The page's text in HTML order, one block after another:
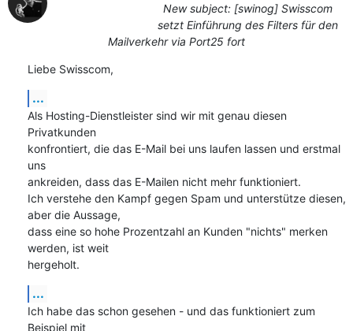
New subject: [swinog] Swisscom
setzt Einführung des Filters für den
Mailverkehr via Port25 fort
Liebe Swisscom,
...
Als Hosting-Dienstleister sind wir mit genau diesen
Privatkunden
konfrontiert, die das E-Mail bei uns laufen lassen und erstmal
uns
ankreiden, dass das E-Mailen nicht mehr funktioniert.
Ich verstehe den Kampf gegen Spam und unterstütze diesen,
aber die Aussage,
dass eine so hohe Prozentzahl an Kunden "nichts" merken
werden, ist weit
hergeholt.
...
Ich habe das schon gesehen - und das funktioniert zum
Beispiel mit